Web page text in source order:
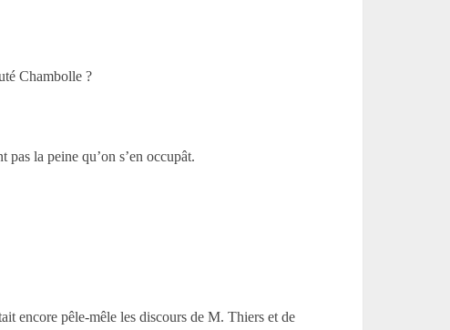
Chambolle ?
pas la peine qu’on s’en occupât.
encore pêle-mêle les discours de M. Thiers et de